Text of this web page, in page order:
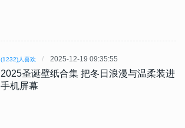
(1232)人喜欢 2025-12-19 09:35:55
2025圣诞壁纸合集 把冬日浪漫与温柔装进
手机屏幕